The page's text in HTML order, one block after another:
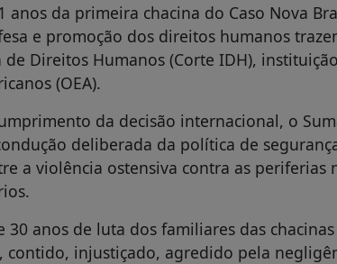
anos da primeira chacina do Caso Nova
e promoção dos direitos humanos
Direitos Humanos (Corte IDH),
(OEA).
da decisão internacional, o
deliberada da política de
a violência ostensiva contra as periferias
anos de luta dos familiares das
injustiçado, agredido pela